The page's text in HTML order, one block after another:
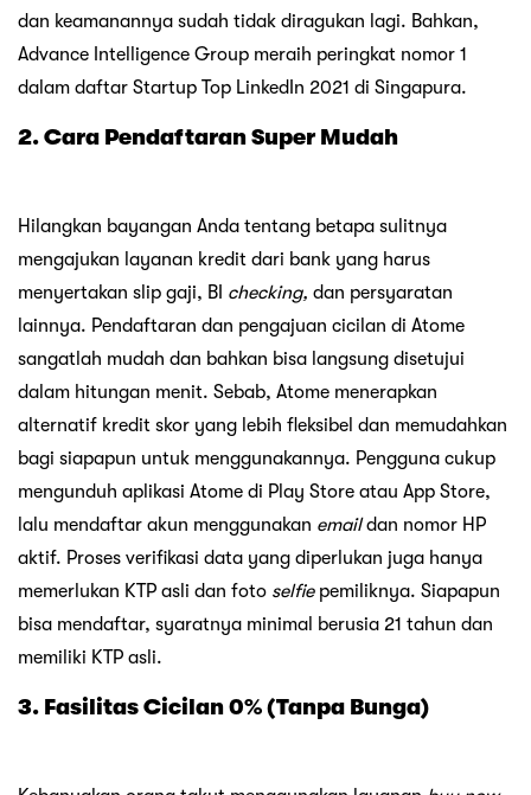
dan keamanannya sudah tidak diragukan lagi. Bahkan,
Advance Intelligence Group meraih peringkat nomor 1
dalam daftar Startup Top LinkedIn 2021 di Singapura.
2. Cara Pendaftaran Super Mudah
Hilangkan bayangan Anda tentang betapa sulitnya
mengajukan layanan kredit dari bank yang harus
menyertakan slip gaji, BI checking, dan persyaratan
lainnya. Pendaftaran dan pengajuan cicilan di Atome
sangatlah mudah dan bahkan bisa langsung disetujui
dalam hitungan menit. Sebab, Atome menerapkan
alternatif kredit skor yang lebih fleksibel dan memudahkan
bagi siapapun untuk menggunakannya. Pengguna cukup
mengunduh aplikasi Atome di Play Store atau App Store,
lalu mendaftar akun menggunakan emaildan nomor HP
aktif. Proses verifikasi data yang diperlukan juga hanya
memerlukan KTP asli dan foto selfie pemiliknya. Siapapun
bisa mendaftar, syaratnya minimal berusia 21 tahun dan
memiliki KTP asli.
3. Fasilitas Cicilan 0% (Tanpa Bunga)